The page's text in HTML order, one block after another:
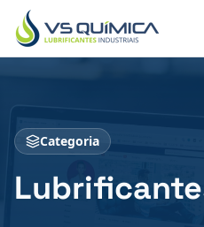
Ir para o conteúdo principal
Categoria